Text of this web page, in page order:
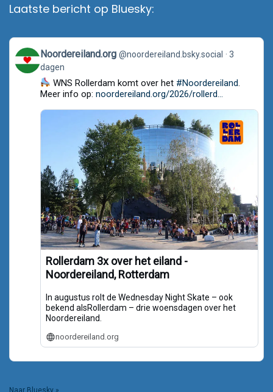
Laatste bericht op Bluesky:
View
post
by
Noordereiland.org
Bluesky
Noordereiland.org @noordereiland.bsky.social
3
dagen
WNS Rollerdam komt over het #Noordereiland.
Meer info op: noordereiland.org/2026/rollerd...
Rollerdam 3x over het eiland -
Noordereiland, Rotterdam
In augustus rolt de Wednesday Night Skate – ook
bekend alsRollerdam – drie woensdagen over het
Noordereiland.
noordereiland.org
Naar Bluesky »